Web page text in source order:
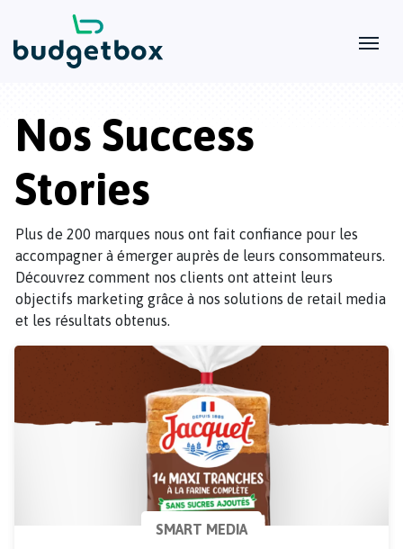
Nos Success
Stories
Plus de 200 marques nous ont fait confiance pour les
accompagner à émerger auprès de leurs consommateurs.
Découvrez comment nos clients ont atteint leurs
objectifs marketing grâce à nos solutions de retail media
et les résultats obtenus.
SMART MEDIA